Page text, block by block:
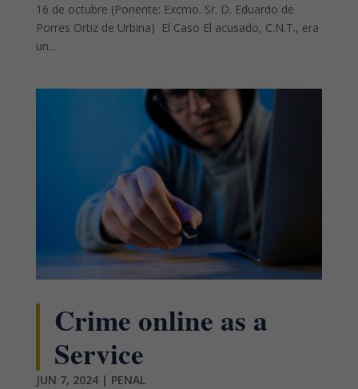
16 de octubre (Ponente: Excmo. Sr. D. Eduardo de
Porres Ortiz de Urbina) El Caso El acusado, C.N.T., era
un...
Crime online as a
Service
JUN 7, 2024| PENAL